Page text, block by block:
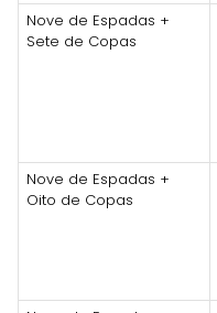
Nove de Espadas +
Sete de Copas
Nove de Espadas +
Oito de Copas